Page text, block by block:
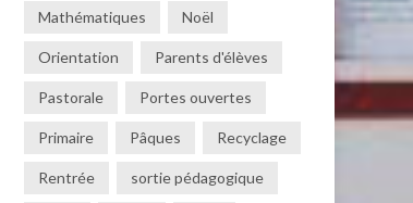
Mathématiques Noël
Orientation Parents d'élèves
Pastorale Portes ouvertes
Primaire Pâques Recyclage
Rentrée sortie pédagogique